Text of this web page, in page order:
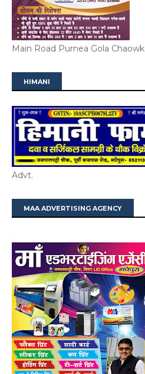
Main Road Purnea Gola Chaowk
HIMANI
Advt.
MAA ADVERTISING AGENCY